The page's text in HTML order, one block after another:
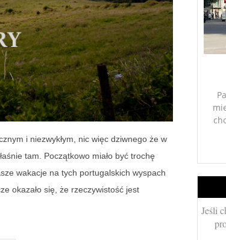
i niezwykłym, nic więc dziwnego że w
tam. Początkowo miało być trochę
wakacje na tych portugalskich wyspach
okazało się, że rzeczywistość jest
Jeśli